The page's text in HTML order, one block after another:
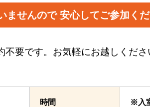
ませんので 安心してご参加く
不要です。お気軽にお越しくださ
時間 ※入